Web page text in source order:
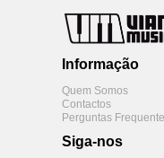
Informação
Quem Somos
Contactos
Perguntas
Siga-nos